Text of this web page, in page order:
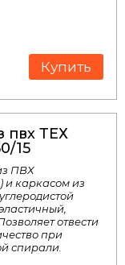
Купить
пвх ТЕХ
15
ПВХ
и каркасом из
отвести
при
спирали.